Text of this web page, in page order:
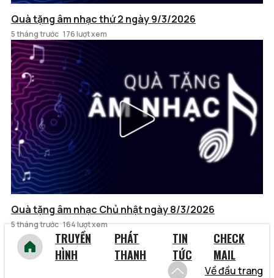
Quà tặng âm nhạc thứ 2 ngày 9/3/2026
5 tháng trước 176 lượt xem
Quà tặng âm nhạc Chủ nhật ngày 8/3/2026
5 tháng trước 164 lượt xem
TRUYỀN
HÌNH
PHÁT
THANH
TIN
TỨC
CHECK
MAIL
Về đầu trang